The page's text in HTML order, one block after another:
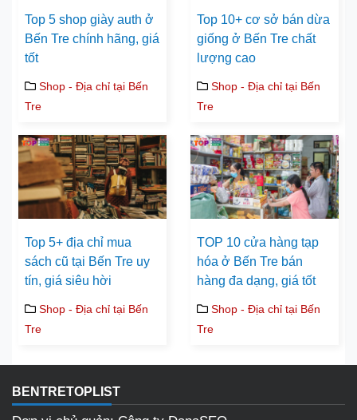
Top 5 shop giày auth ở
Bến Tre chính hãng, giá
tốt
Shop - Địa chỉ tại Bến
Tre
Top 10+ cơ sở bán dừa
giống ở Bến Tre chất
lượng cao
Shop - Địa chỉ tại Bến
Tre
Top 5+ địa chỉ mua
sách cũ tại Bến Tre uy
tín, giá siêu hời
Shop - Địa chỉ tại Bến
Tre
TOP 10 cửa hàng tạp
hóa ở Bến Tre bán
hàng đa dạng, giá tốt
Shop - Địa chỉ tại Bến
Tre
BENTRETOPLIST